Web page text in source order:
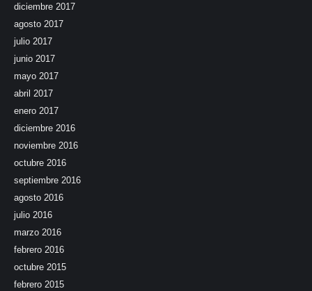
diciembre 2017
agosto 2017
julio 2017
junio 2017
mayo 2017
abril 2017
enero 2017
diciembre 2016
noviembre 2016
octubre 2016
septiembre 2016
agosto 2016
julio 2016
marzo 2016
febrero 2016
octubre 2015
febrero 2015